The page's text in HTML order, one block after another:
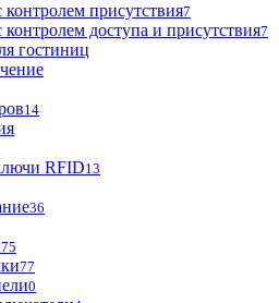
присутствия7
доступа и присутствия7
гостиниц
14
RFID13
36
75
77
0